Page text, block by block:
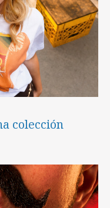
colección